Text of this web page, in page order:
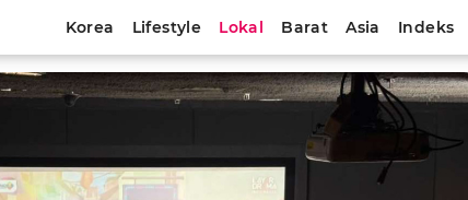
Korea Lifestyle Lokal Barat Asia Indeks